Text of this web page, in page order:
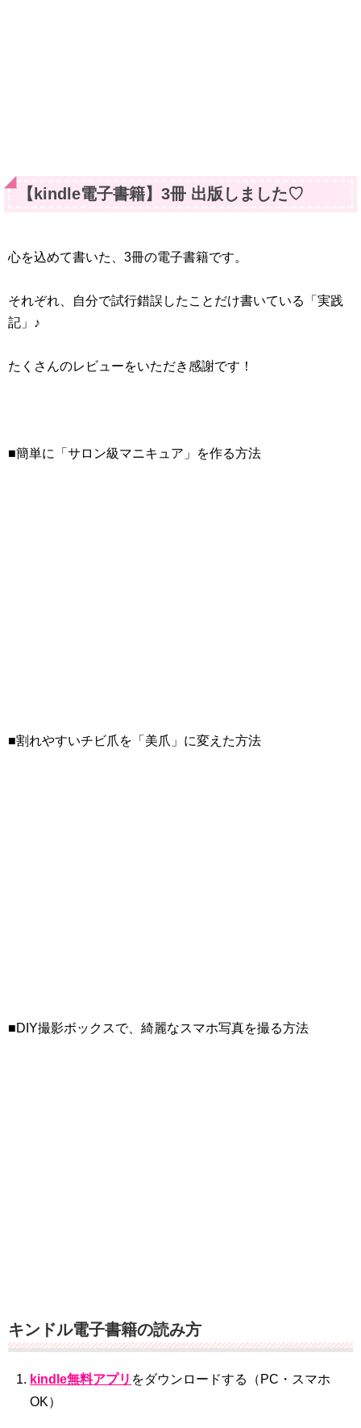
【kindle電子書籍】3冊 出版しました♡
心を込めて書いた、3冊の電子書籍です。
それぞれ、自分で試行錯誤したことだけ書いている「実践
記」♪
たくさんのレビューをいただき感謝です！
■簡単に「サロン級マニキュア」を作る方法
■割れやすいチビ爪を「美爪」に変えた方法
■DIY撮影ボックスで、綺麗なスマホ写真を撮る方法
キンドル電子書籍の読み方
kindle無料アプリ をダウンロードする（PC・スマホ
OK）